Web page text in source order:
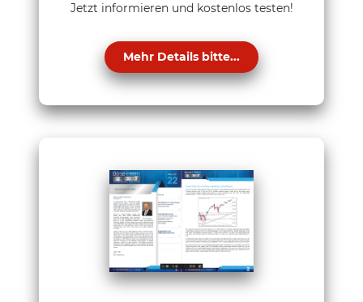
Jetzt informieren und kostenlos testen!
Mehr Details bitte...